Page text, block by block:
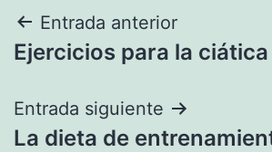
Navegación
de
entradas
Entrada anterior
Ejercicios para la
Entrada siguiente
La dieta de